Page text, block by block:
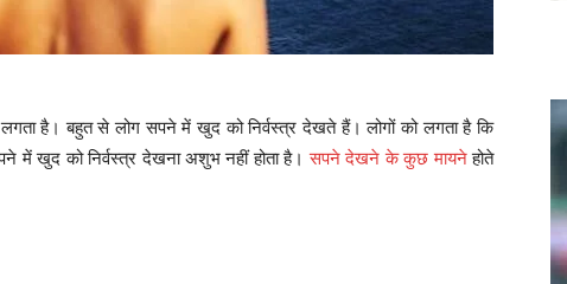
है। बहुत से लोग सपने में खुद को निर्वस्त्र देखते हैं। लोगों को लगता है कि
में खुद को निर्वस्त्र देखना अशुभ नहीं होता है।सपने देखने के कुछ मायनेहोते